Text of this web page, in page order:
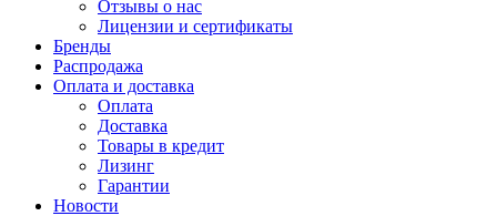
Отзывы о нас
Лицензии и сертификаты
Бренды
Распродажа
Оплата и доставка
Оплата
Доставка
Товары в кредит
Лизинг
Гарантии
Новости